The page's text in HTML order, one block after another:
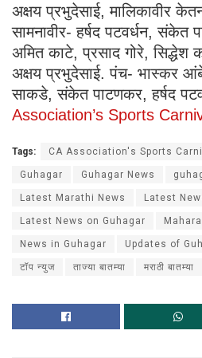
अक्षय प्रभुदेसाई, मालिकावीर
सामनावीर- हर्षद पटवर्धन, संकेत
अमित काटे, प्रसाद गोरे,
अक्षय प्रभुदेसाई. पंच- भास्कर
साकडे, संकेत पाटणकर, हर्षद
Association’s Sports
Tags: CA Association's Sports
Guhagar Guhagar News
Latest Marathi News Latest
Latest News on Guhagar
News in Guhagar Updates of
टॉप न्युज ताज्या बातम्या मराठी बातम्या